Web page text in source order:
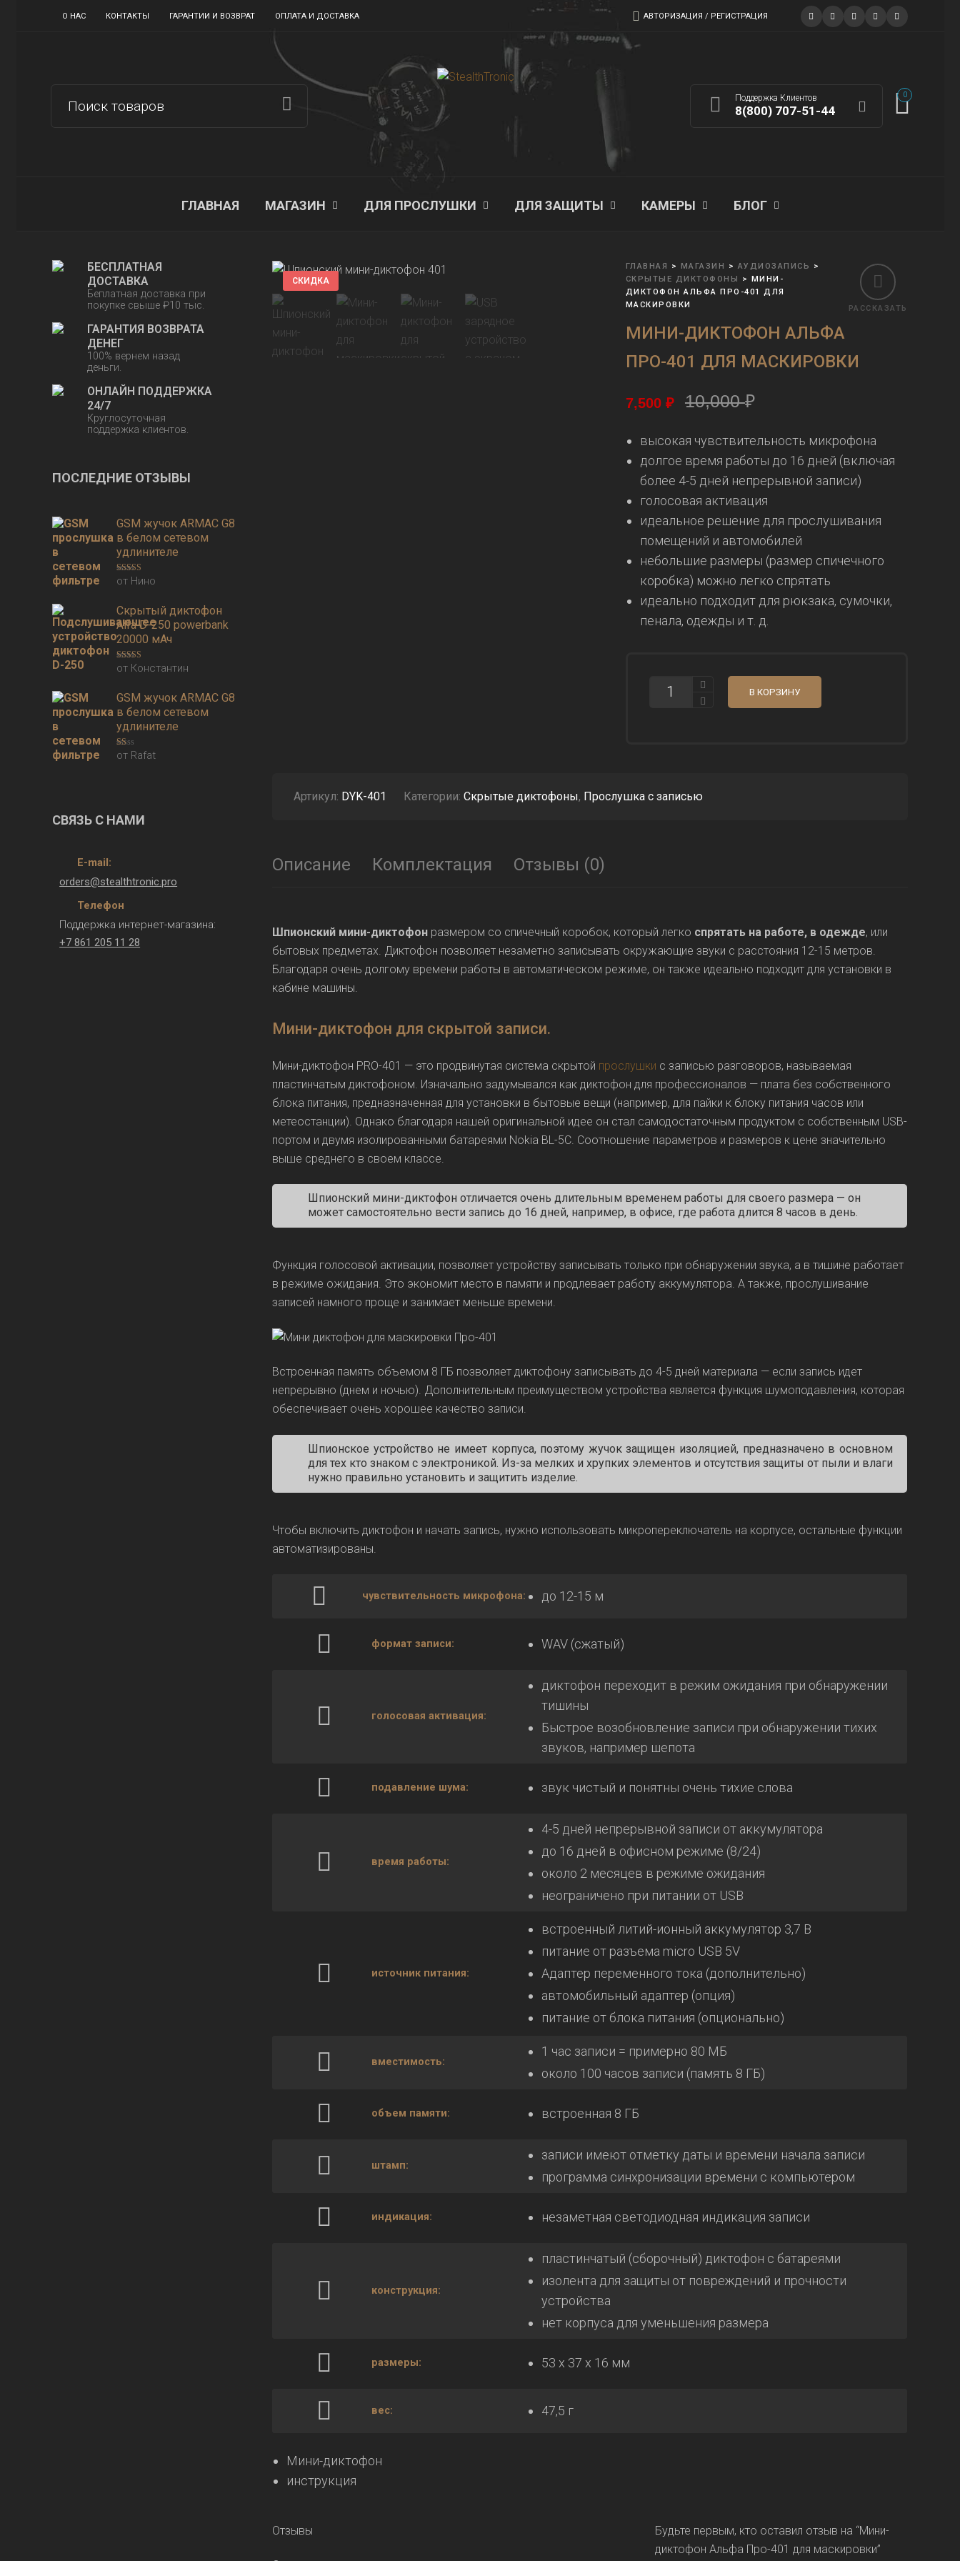
О НАС КОНТАКТЫ ГАРАНТИИ И ВОЗВРАТ ОПЛАТА И ДОСТАВКА АВТОРИЗАЦИЯ / РЕГИСТРАЦИЯ
Поддержка Клиентов
8(800) 707-51-44
0
ГЛАВНАЯ МАГАЗИН ДЛЯ ПРОСЛУШКИ ДЛЯ ЗАЩИТЫ КАМЕРЫ БЛОГ
БЕСПЛАТНАЯ
ДОСТАВКА
Беплатная доставка при
покупке свыше ₽10 тыс.
ГАРАНТИЯ ВОЗВРАТА
ДЕНЕГ
100% вернем назад
деньги.
ОНЛАЙН ПОДДЕРЖКА
24/7
Круглосуточная
поддержка клиентов.
ПОСЛЕДНИЕ ОТЗЫВЫ
GSM жучок ARMAC G8
в белом сетевом
удлинителе
Оценка
3из 5
от Нино
Скрытый диктофон
Alfa D-250 powerbank
20000 мАч
Оценка5из
5
от Константин
GSM жучок ARMAC G8
в белом сетевом
удлинителе
Оценка
1
от Rafat
СВЯЗЬ С НАМИ
E-mail:
orders@stealthtronic.pro
Телефон
Поддержка интернет-магазина:
+7 861 205 11 28
СКИДКА
РАССКАЗАТЬ
ГЛАВНАЯ > МАГАЗИН > АУДИОЗАПИСЬ
>
СКРЫТЫЕ ДИКТОФОНЫ
>
МИНИ-
ДИКТОФОН АЛЬФА ПРО-401 ДЛЯ
МАСКИРОВКИ
МИНИ-ДИКТОФОН АЛЬФА
ПРО-401 ДЛЯ МАСКИРОВКИ
10,000₽
7,500 ₽
высокая чувствительность микрофона
долгое время работы до 16 дней (включая
более 4-5 дней непрерывной записи)
голосовая активация
идеальное решение для прослушивания
помещений и автомобилей
небольшие размеры (размер спичечного
коробка) можно легко спрятать
идеально подходит для рюкзака, сумочки,
пенала, одежды и т. д.
КОЛИЧЕСТВО
МИНИ-
ДИКТОФОН
В КОРЗИНУ
Артикул: DYK-401 Категории: Скрытые диктофоны, Прослушка с записью
Описание Комплектация Отзывы (0)
Шпионский мини-диктофон размером со спичечный коробок, который легко спрятать на работе, в одежде, или
бытовых предметах. Диктофон позволяет незаметно записывать окружающие звуки с расстояния 12-15 метров.
Благодаря очень долгому времени работы в автоматическом режиме, он также идеально подходит для установки в
кабине машины.
Мини-диктофон для скрытой записи.
Мини-диктофон PRO-401 — это продвинутая система скрытой прослушки с записью разговоров, называемая
пластинчатым диктофоном. Изначально задумывался как диктофон для профессионалов — плата без собственного
блока питания, предназначенная для установки в бытовые вещи (например, для пайки к блоку питания часов или
метеостанции). Однако благодаря нашей оригинальной идее он стал самодостаточным продуктом с собственным USB-
портом и двумя изолированными батареями Nokia BL-5C. Соотношение параметров и размеров к цене значительно
выше среднего в своем классе.
Шпионский мини-диктофон отличается очень длительным временем работы для своего размера — он
может самостоятельно вести запись до 16 дней, например, в офисе, где работа длится 8 часов в день.
Функция голосовой активации, позволяет устройству записывать только при обнаружении звука, а в тишине работает
в режиме ожидания. Это экономит место в памяти и продлевает работу аккумулятора. А также, прослушивание
записей намного проще и занимает меньше времени.
Встроенная память объемом 8 ГБ позволяет диктофону записывать до 4-5 дней материала — если запись идет
непрерывно (днем и ночью). Дополнительным преимуществом устройства является функция шумоподавления, которая
обеспечивает очень хорошее качество записи.
Шпионское устройство не имеет корпуса, поэтому жучок защищен изоляцией, предназначено в основном
для тех кто знаком с электроникой. Из-за мелких и хрупких элементов и отсутствия защиты от пыли и влаги
нужно правильно установить и защитить изделие.
Чтобы включить диктофон и начать запись, нужно использовать микропереключатель на корпусе, остальные функции
автоматизированы.
чувствительность микрофона: до 12-15 м
формат записи: WAV (сжатый)
голосовая активация:
диктофон переходит в режим ожидания при обнаружении
тишины
Быстрое возобновление записи при обнаружении тихих
звуков, например шепота
подавление шума: звук чистый и понятны очень тихие слова
время работы:
4-5 дней непрерывной записи от аккумулятора
до 16 дней в офисном режиме (8/24)
около 2 месяцев в режиме ожидания
неограничено при питании от USB
источник питания:
встроенный литий-ионный аккумулятор 3,7 В
питание от разъема micro USB 5V
Адаптер переменного тока (дополнительно)
автомобильный адаптер (опция)
питание от блока питания (опционально)
вместимость:
1 час записи = примерно 80 МБ
около 100 часов записи (память 8 ГБ)
объем памяти: встроенная 8 ГБ
штамп:
записи имеют отметку даты и времени начала записи
программа синхронизации времени с компьютером
индикация: незаметная светодиодная индикация записи
конструкция:
пластинчатый (сборочный) диктофон с батареями
изолента для защиты от повреждений и прочности
устройства
нет корпуса для уменьшения размера
размеры: 53 х 37 х 16 мм
вес: 47,5 г
Мини-диктофон
инструкция
Отзывы
Будьте первым, кто оставил отзыв на “Мини-
диктофон Альфа Про-401 для маскировки”